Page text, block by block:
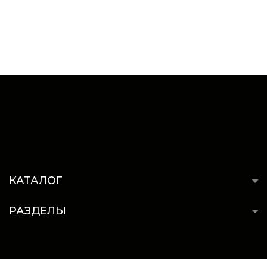
КАТАЛОГ
РАЗДЕЛЫ